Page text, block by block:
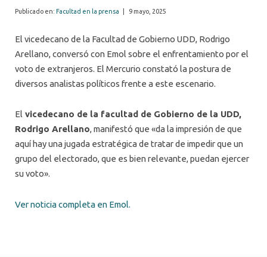
Publicado en: Facultad en la prensa 9 mayo, 2025
El vicedecano de la Facultad de Gobierno UDD, Rodrigo
Arellano, conversó con Emol sobre el enfrentamiento por el
voto de extranjeros. El Mercurio constató la postura de
diversos analistas políticos frente a este escenario.
El vicedecano de la facultad de Gobierno de la UDD,
Rodrigo Arellano, manifestó que «da la impresión de que
aquí hay una jugada estratégica de tratar de impedir que un
grupo del electorado, que es bien relevante, puedan ejercer
su voto».
Ver noticia completa en Emol.